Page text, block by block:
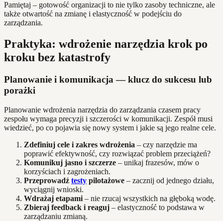
Pamiętaj – gotowość organizacji to nie tylko zasoby techniczne, ale
także otwartość na zmianę i elastyczność w podejściu do
zarządzania.
Praktyka: wdrożenie narzędzia krok po
kroku bez katastrofy
Planowanie i komunikacja — klucz do sukcesu lub
porażki
Planowanie wdrożenia narzędzia do zarządzania czasem pracy
zespołu wymaga precyzji i szczerości w komunikacji. Zespół musi
wiedzieć, po co pojawia się nowy system i jakie są jego realne cele.
Zdefiniuj cele i zakres wdrożenia – czy narzędzie ma
poprawić efektywność, czy rozwiązać problem przeciążeń?
Komunikuj jasno i szczerze – unikaj frazesów, mów o
korzyściach i zagrożeniach.
Przeprowadź testy pilotażowe – zacznij od jednego działu,
wyciągnij wnioski.
Wdrażaj etapami – nie rzucaj wszystkich na głęboką wodę.
Zbieraj feedback i reaguj – elastyczność to podstawa w
zarządzaniu zmianą.